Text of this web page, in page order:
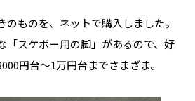
ものを、ネットで購入しました。
「スケボー用の脚」があるので、好
円台～1万円台までさまざま。